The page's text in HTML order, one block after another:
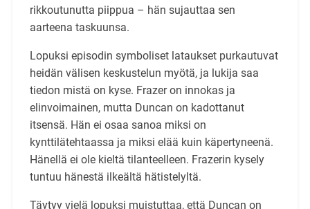
rikkoutunutta piippua – hän sujauttaa sen
aarteena taskuunsa.
Lopuksi episodin symboliset lataukset purkautuvat
heidän välisen keskustelun myötä, ja lukija saa
tiedon mistä on kyse. Frazer on innokas ja
elinvoimainen, mutta Duncan on kadottanut
itsensä. Hän ei osaa sanoa miksi on
kynttilätehtaassa ja miksi elää kuin käpertyneenä.
Hänellä ei ole kieltä tilanteelleen. Frazerin kysely
tuntuu hänestä ilkeältä hätistelyltä.
Täytyy vielä lopuksi muistuttaa, että Duncan on